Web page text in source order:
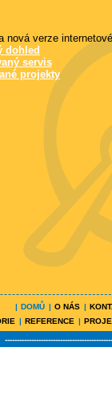
verze
dohled
servis
projekty
DOMŮ O NÁS
REFERENCE